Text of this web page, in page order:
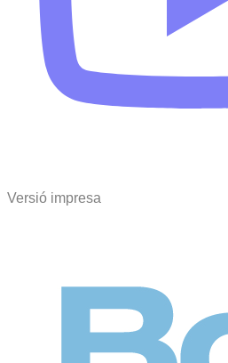
Versió impresa